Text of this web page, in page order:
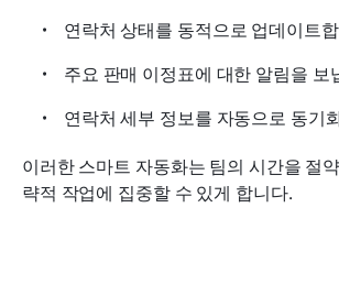
연락처 상태를 동적으로 업데이트
주요 판매 이정표에 대한 알림을 보
연락처 세부 정보를 자동으로 동기
이러한 스마트 자동화는 팀의 시간을 절
략적 작업에 집중할 수 있게 합니다.